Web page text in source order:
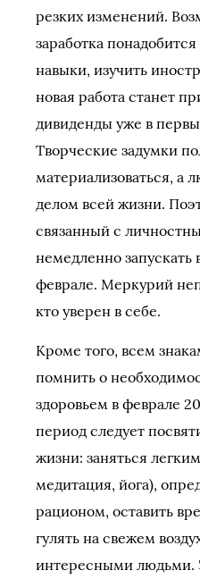
резких изменений.
заработка
навыки, изучить
новая работа станет
дивиденды уже в
Творческие задумки
материализоваться, а
делом всей жизни.
связанный с
немедленно
феврале. Меркурий
кто уверен в себе.
Кроме того, всем
помнить о
здоровьем в феврале
период следует
жизни: заняться
медитация, йога),
рационом, оставить
гулять на свежем
интересными людьми.